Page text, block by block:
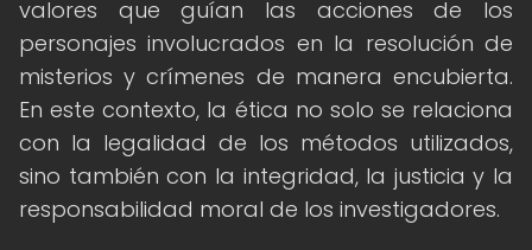
valores que guían las acciones de los
personajes involucrados en la resolución de
misterios y crímenes de manera encubierta.
En este contexto, la ética no solo se relaciona
con la legalidad de los métodos utilizados,
sino también con la integridad, la justicia y la
responsabilidad moral de los investigadores.